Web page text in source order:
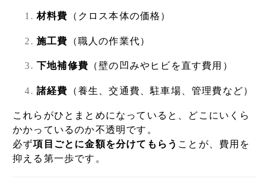
材料費 （クロス本体の価格）
施工費 （職人の作業代）
下地補修費 （壁の凹みやヒビを直す費用）
諸経費 （養生、交通費、駐車場、管理費など）
これらがひとまとめになっていると、どこにいくら
かかっているのか不透明です。
必ず項目ごとに金額を分けてもらう ことが、費用を
抑える第一歩です。